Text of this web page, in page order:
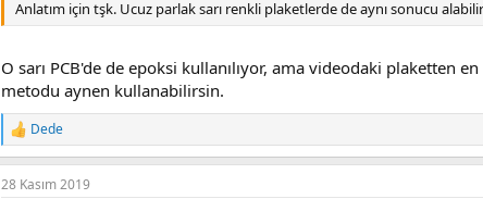
s
Anlatım için tşk. Ucuz parlak sarı renkli plaketlerde de aynı sonucu
O sarı PCB'de de epoksi kullanılıyor, ama videodaki plaketten
metodu aynen kullanabilirsin.
R
e
a
c
Dede
28 Kasım 2019